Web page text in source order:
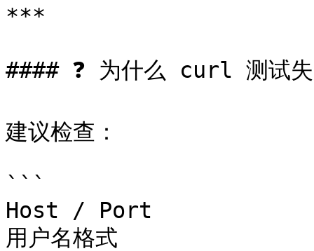
***
#### ❓ 为什么 curl 测试失
建议检查：
```
Host / Port
用户名格式